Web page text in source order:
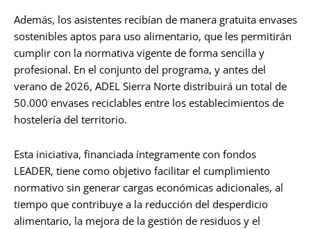
Además, los asistentes recibían de manera gratuita envases
sostenibles aptos para uso alimentario, que les permitirán
cumplir con la normativa vigente de forma sencilla y
profesional. En el conjunto del programa, y antes del
verano de 2026, ADEL Sierra Norte distribuirá un total de
50.000 envases reciclables entre los establecimientos de
hostelería del territorio.
Esta iniciativa, financiada íntegramente con fondos
LEADER, tiene como objetivo facilitar el cumplimiento
normativo sin generar cargas económicas adicionales, al
tiempo que contribuye a la reducción del desperdicio
alimentario, la mejora de la gestión de residuos y el